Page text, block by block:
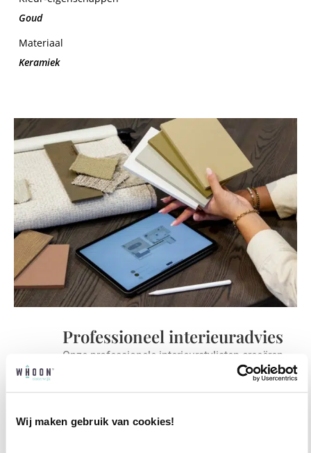
Wij maken gebruik van cookies!
Goud
Materiaal
Keramiek
Professioneel interieuradvies
Onze professionele interieurstylisten creeëren
vanuit jouw wensen en behoeften een